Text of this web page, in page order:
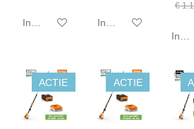
In winkelwagen In winkelwagen
€
In
ACTIE ACTIE